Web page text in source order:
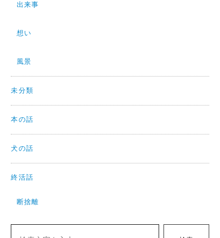
出来事
想い
風景
未分類
本の話
犬の話
終活話
断捨離